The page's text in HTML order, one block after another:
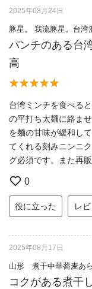
2025年08月24日
豚星。 我流豚星。台湾
パンチのある台
高
台湾ミンチを食べる
の平打ち太麺に絡ま
を麺の甘味が緩和し
てくれる刻みニンニ
グ必須です。また再
0
役に立った レ
2025年08月17日
山形 煮干中華蕎麦あ
コクがある煮干